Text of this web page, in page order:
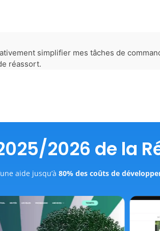
simplifier mes tâches de
réassort.
2026 de la
aide jusqu’à 80% des coûts de